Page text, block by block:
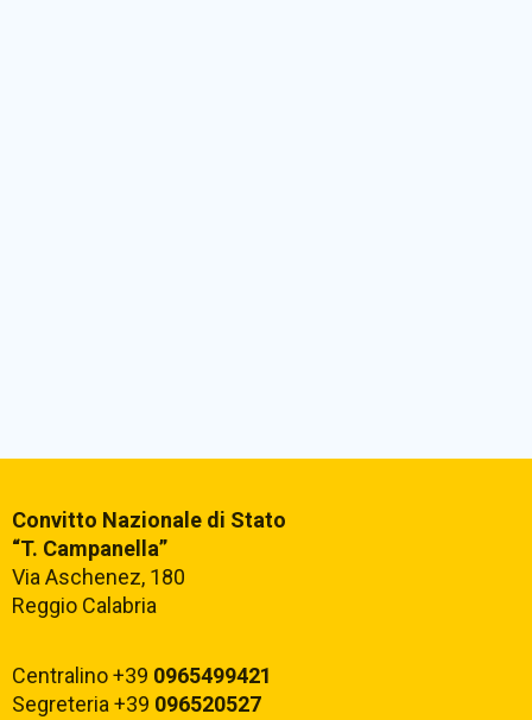
Convitto Nazionale di Stato
“T. Campanella”
Via Aschenez, 180
Reggio Calabria
Centralino +39 0965499421
Segreteria +39 096520527